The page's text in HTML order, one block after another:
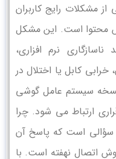
مشکلات رایج کاربران
محتوا است. این مشکل
نرم‌ افزاری،
کابل یا اختلال در
سیستم‌ عامل گوشی
ارتباط می‌ شود. چرا
است که پاسخ آن
اتصال نهفته است. با